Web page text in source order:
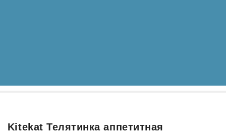
Kitekat Телятинка аппетитная